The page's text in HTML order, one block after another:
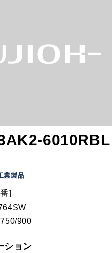
6010RBL
業製品
］
750/900
ション